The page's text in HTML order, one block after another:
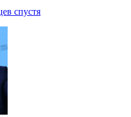
спустя